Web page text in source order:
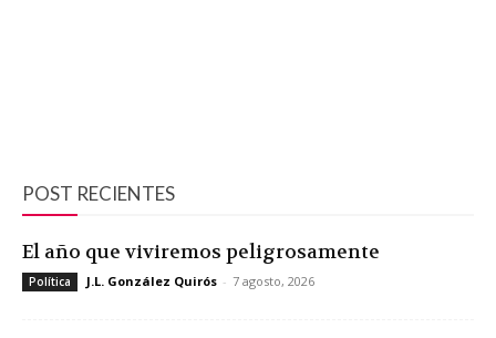
POST RECIENTES
El año que viviremos peligrosamente
Política J.L. González Quirós - 7 agosto, 2026